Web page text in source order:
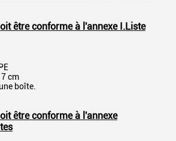
être conforme à l'annexe I.Liste
cm
boîte.
être conforme à l'annexe